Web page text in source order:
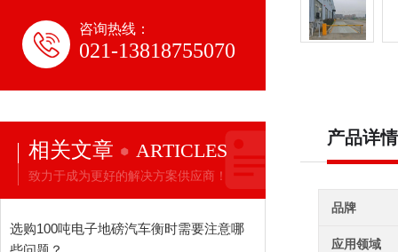
咨询热线：
021-13818755070
相关文章 ARTICLES
致力于成为更好的解决方案供应商！
选购100吨电子地磅汽车衡时需要注意哪
产品详情
品牌
应用领域